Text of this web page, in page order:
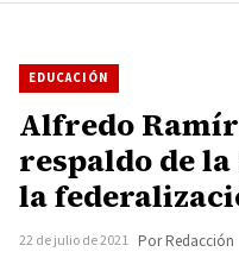
EDUCACIÓN
Alfredo
respaldo de
la
22 de julio de 2021 Por Redacción